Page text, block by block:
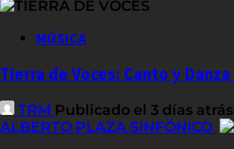
MÚSICA
Tierra de Voces: Canto y
TRM Publicado el 3 días atrás
ALBERTO PLAZA SINFÓNICO